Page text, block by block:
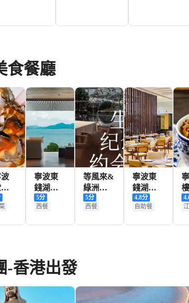
團】
譯】
食餐廳
寧波東
錢湖等
風來酒
店·等風
5分
西餐
湖景
等風來&
綠洲西
餐（外
灘文創
5分
西餐
地標景觀
氣氛絕佳
IG-able
寧波東
錢湖華
僑豪生
大酒店·
4.8分
自助餐
-香港出發